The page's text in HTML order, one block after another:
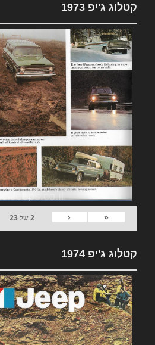
קטלוג ג'יפ 1973
«
‹
2של23
קטלוג ג'יפ 1974